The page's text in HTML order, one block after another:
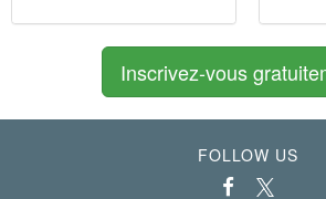
Inscrivez-vous
FOLLOW US